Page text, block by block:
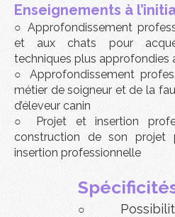
Enseignements à
○ Approfondissement
et aux chats pour
techniques plus approfondies
○ Approfondissement
métier de soigneur et de la
d’éleveur canin
○ Projet et insertion
construction de son projet
insertion professionnelle
○